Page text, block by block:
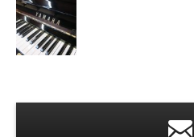
ピアノクリーニングと引越し
ピアノレンタル